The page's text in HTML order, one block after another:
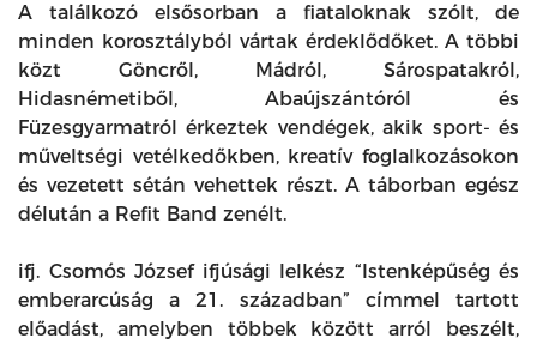
A találkozó elsősorban a fiataloknak szólt, de
minden korosztályból vártak érdeklődőket. A többi
közt Göncről, Mádról, Sárospatakról,
Hidasnémetiből, Abaújszántóról és
Füzesgyarmatról érkeztek vendégek, akik sport- és
műveltségi vetélkedőkben, kreatív foglalkozásokon
és vezetett sétán vehettek részt. A táborban egész
délután a Refit Band zenélt.
ifj. Csomós József ifjúsági lelkész “Istenképűség és
emberarcúság a 21. században” címmel tartott
előadást, amelyben többek között arról beszélt,